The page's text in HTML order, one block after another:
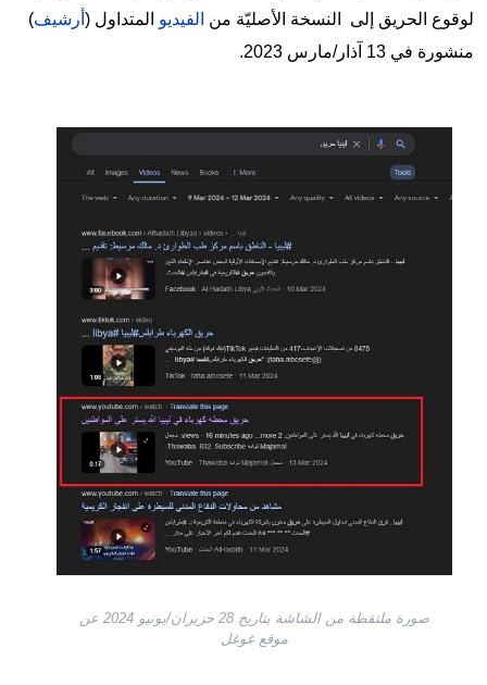
لوقوع الحريق إلى النسخة الأصليّة من الفيديو المتداول ( أرشيف)
منشورة في 13 آذار/مارس 2023.
صورة ملتقطة من الشاشة بتاريخ 28 حزيران/يونيو 2024 عن
موقع غوغل